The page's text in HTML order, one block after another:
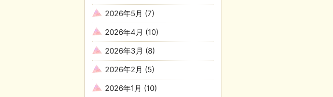
2026年5月 (7)
2026年4月 (10)
2026年3月 (8)
2026年2月 (5)
2026年1月 (10)